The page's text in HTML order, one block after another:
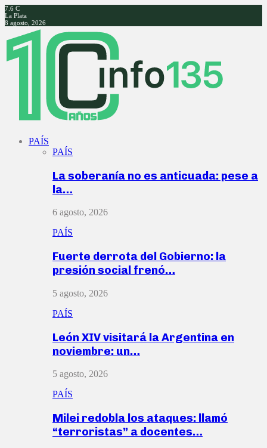
7.6 C
La Plata
8 agosto, 2026
Facebook
Twitter
Instagram
Youtube
PAÍS
PAÍS
La soberanía no es anticuada: pese a
la…
6 agosto, 2026
PAÍS
Fuerte derrota del Gobierno: la
presión social frenó…
5 agosto, 2026
PAÍS
León XIV visitará la Argentina en
noviembre: un…
5 agosto, 2026
PAÍS
Milei redobla los ataques: llamó
“terroristas” a docentes…